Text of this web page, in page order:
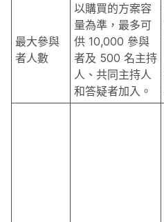
最大參與
者人數
以購買的方案容
量為準，最多可
供 10,000 參與
者及 500 名主持
人、共同主持人
和答疑者加入。